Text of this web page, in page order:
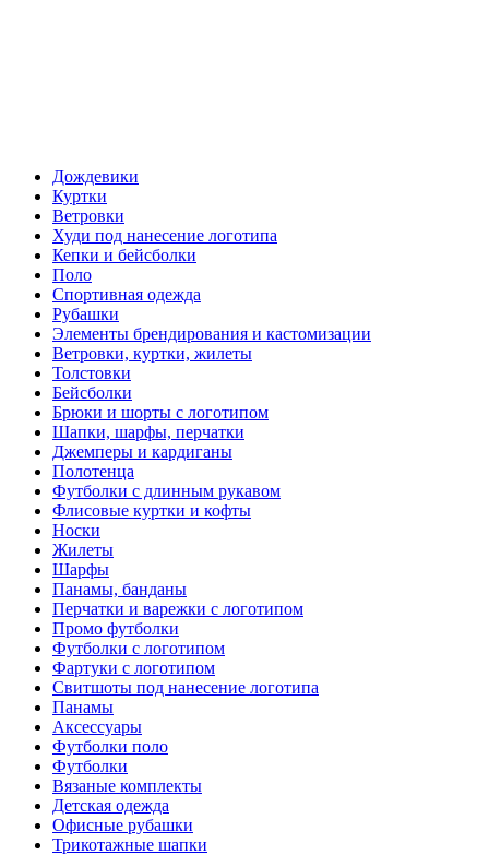
Дождевики
Куртки
Ветровки
Худи под нанесение логотипа
Кепки и бейсболки
Поло
Спортивная одежда
Рубашки
Элементы брендирования и кастомизации
Ветровки, куртки, жилеты
Толстовки
Бейсболки
Брюки и шорты с логотипом
Шапки, шарфы, перчатки
Джемперы и кардиганы
Полотенца
Футболки с длинным рукавом
Флисовые куртки и кофты
Носки
Жилеты
Шарфы
Панамы, банданы
Перчатки и варежки с логотипом
Промо футболки
Футболки с логотипом
Фартуки с логотипом
Свитшоты под нанесение логотипа
Панамы
Аксессуары
Футболки поло
Футболки
Вязаные комплекты
Детская одежда
Офисные рубашки
Трикотажные шапки